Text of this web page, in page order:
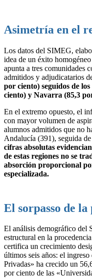
Asimetría en el
Los datos del SIMEG,
idea de un éxito
apunta a tres comunidades
admitidos y adjudicatarios
por ciento) seguidos de
ciento) y Navarra (85,3
En el extremo opuesto, el
con mayor volumen de
alumnos admitidos que no
Andalucía (391), seguida
cifras absolutas
de estas regiones no se
absorción proporcional
especializada.
El sorpasso de
El análisis demográfico del
estructural en la
certifica un crecimiento
últimos seis años: el
Privadas» ha crecido un
por ciento de las